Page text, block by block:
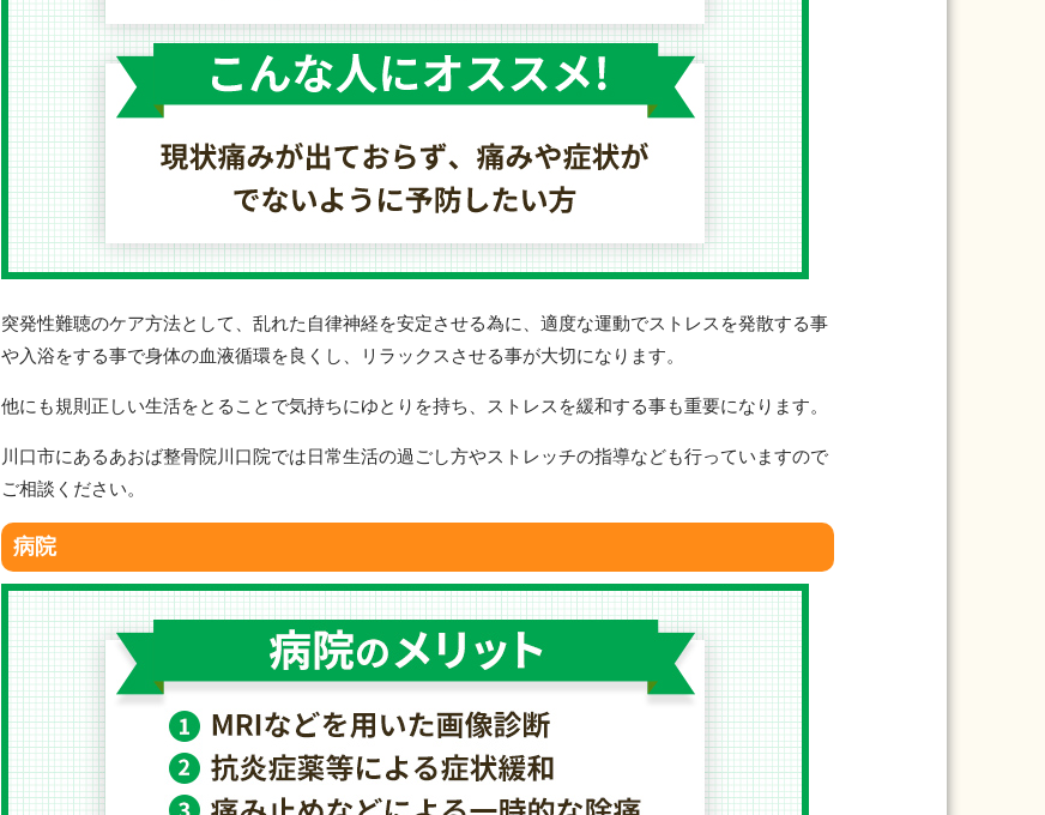
突発性難聴のケア方法として、乱れた自律神経を安定させる為に、適度な運動でストレスを発散する事
や入浴をする事で身体の血液循環を良くし、リラックスさせる事が大切になります。
他にも規則正しい生活をとることで気持ちにゆとりを持ち、ストレスを緩和する事も重要になります。
川口市にあるあおば整骨院川口院では日常生活の過ごし方やストレッチの指導なども行っていますので
ご相談ください。
病院